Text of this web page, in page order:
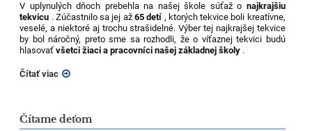
V uplynulých dňoch prebehla na našej škole súťaž o najkrajšiu
tekvicu . Zúčastnilo sa jej až 65 detí , ktorých tekvice boli kreatívne,
veselé, a niektoré aj trochu strašidelné. Výber tej najkrajšej tekvice
by bol náročný, preto sme sa rozhodli, že o víťaznej tekvici budú
hlasovaťvšetci žiaci a pracovníci našej základnej školy .
Čítať viac
Čítame deťom